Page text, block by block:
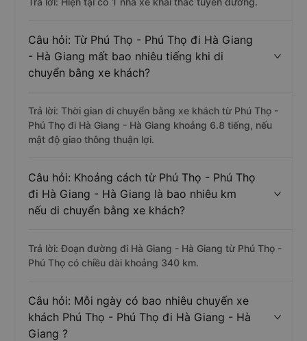
Câu hỏi: Từ Phú Thọ - Phú Thọ đi Hà Giang
- Hà Giang mất bao nhiêu tiếng khi di
chuyển bằng xe khách?
Trả lời: Thời gian di chuyển bằng xe khách từ Phú Thọ -
Phú Thọ đi Hà Giang - Hà Giang khoảng 6.8 tiếng, nếu
mật độ giao thông thuận lợi.
Câu hỏi: Khoảng cách từ Phú Thọ - Phú Thọ
đi Hà Giang - Hà Giang là bao nhiêu km
nếu di chuyển bằng xe khách?
Trả lời: Đoạn đường đi Hà Giang - Hà Giang từ Phú Thọ -
Phú Thọ có chiều dài khoảng 340 km.
Câu hỏi: Mỗi ngày có bao nhiêu chuyến xe
khách Phú Thọ - Phú Thọ đi Hà Giang - Hà
Giang ?